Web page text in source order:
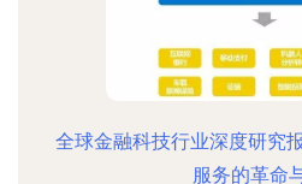
全球金融科技行业深度研究
服务的革命